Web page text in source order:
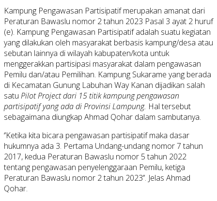
Kampung Pengawasan Partisipatif merupakan amanat dari
Peraturan Bawaslu nomor 2 tahun 2023 Pasal 3 ayat 2 huruf
(e). Kampung Pengawasan Partisipatif adalah suatu kegiatan
yang dilakukan oleh masyarakat berbasis kampung/desa atau
sebutan lainnya di wilayah kabupaten/kota untuk
menggerakkan partisipasi masyarakat dalam pengawasan
Pemilu dan/atau Pemilihan. Kampung Sukarame yang berada
di Kecamatan Gunung Labuhan Way Kanan dijadikan salah
satu Pilot Project dari 15 titik kampung pengawasan
partisipatif yang ada di Provinsi Lampung. Hal tersebut
sebagaimana diungkap Ahmad Qohar dalam sambutanya.
‘’Ketika kita bicara pengawasan partisipatif maka dasar
hukumnya ada 3. Pertama Undang-undang nomor 7 tahun
2017, kedua Peraturan Bawaslu nomor 5 tahun 2022
tentang pengawasan penyelenggaraan Pemilu, ketiga
Peraturan Bawaslu nomor 2 tahun 2023’’. Jelas Ahmad
Qohar.